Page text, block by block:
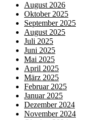
August 2026
Oktober 2025
September 2025
August 2025
Juli 2025
Juni 2025
Mai 2025
April 2025
März 2025
Februar 2025
Januar 2025
Dezember 2024
November 2024